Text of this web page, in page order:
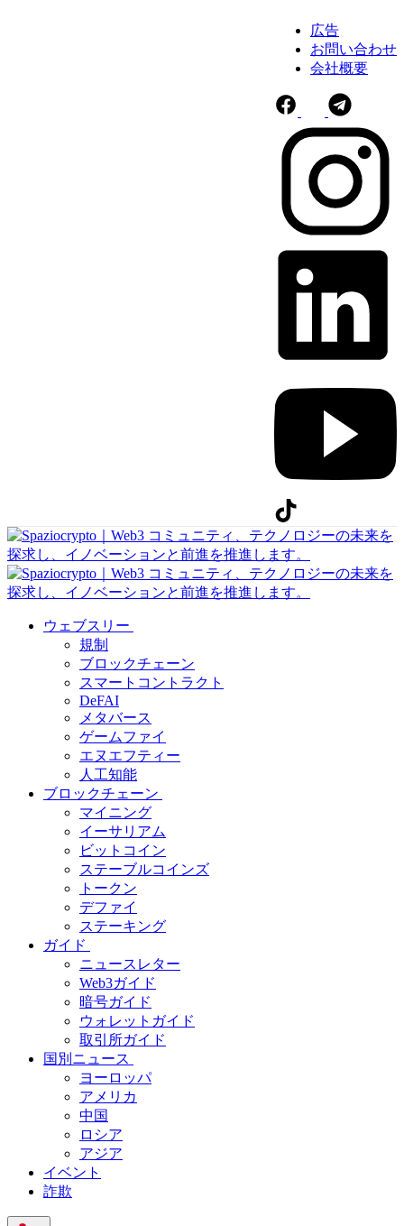
広告
お問い合わせ
会社概要
ウェブスリー
規制
ブロックチェーン
スマートコントラクト
DeFAI
メタバース
ゲームファイ
エヌエフティー
人工知能
ブロックチェーン
マイニング
イーサリアム
ビットコイン
ステーブルコインズ
トークン
デファイ
ステーキング
ガイド
ニュースレター
Web3ガイド
暗号ガイド
ウォレットガイド
取引所ガイド
国別ニュース
ヨーロッパ
アメリカ
中国
ロシア
アジア
イベント
詐欺